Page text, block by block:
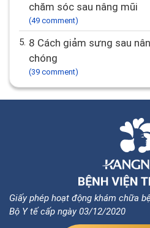
chăm sóc sau nâng mũi
(49 comment)
5. 8 Cách giảm sưng sau nâng mũi hiệu quả, nhanh
chóng
(39 comment)
Giấy phép hoạt động khám chữa
Bộ Y tế cấp ngày 03/12/2020